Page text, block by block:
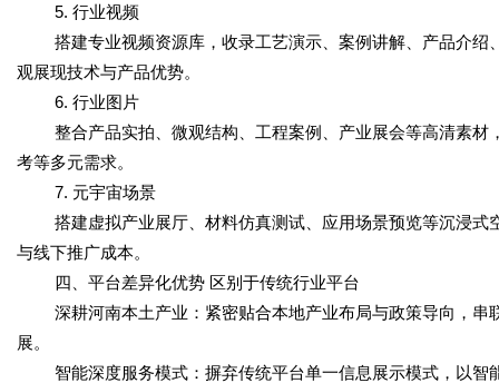
5. 行业视频
搭建专业视频资源库，收录工艺演示、案例讲解、产品介
观展现技术与产品优势。
6. 行业图片
整合产品实拍、微观结构、工程案例、产业展会等高清素
考等多元需求。
7. 元宇宙场景
搭建虚拟产业展厅、材料仿真测试、应用场景预览等沉浸
与线下推广成本。
四、平台差异化优势 区别于传统行业平台
深耕河南本土产业：紧密贴合本地产业布局与政策导向，
展。
智能深度服务模式：摒弃传统平台单一信息展示模式，以